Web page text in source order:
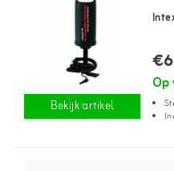
Bekijk artikel